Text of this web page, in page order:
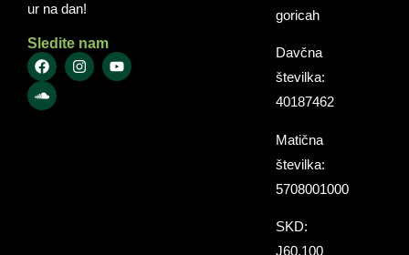
ur na dan!
Sledite nam
goricah
Davčna
številka:
40187462
Matična
številka:
5708001000
SKD:
J60.100